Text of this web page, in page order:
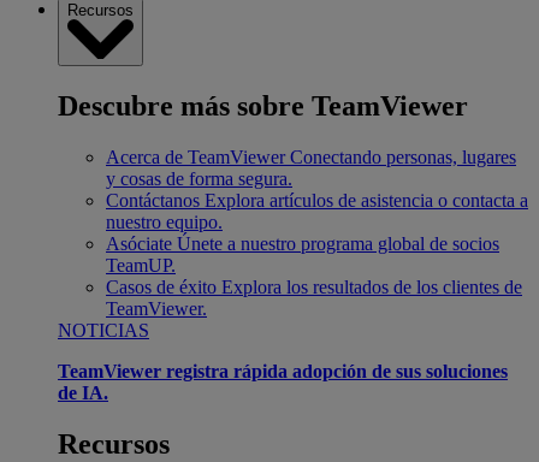
Recursos
Descubre más sobre TeamViewer
Acerca de TeamViewer Conectando personas, lugares
y cosas de forma segura.
Contáctanos Explora artículos de asistencia o contacta a
nuestro equipo.
Asóciate Únete a nuestro programa global de socios
TeamUP.
Casos de éxito Explora los resultados de los clientes de
TeamViewer.
NOTICIAS
TeamViewer registra rápida adopción de sus soluciones
de IA.
Recursos